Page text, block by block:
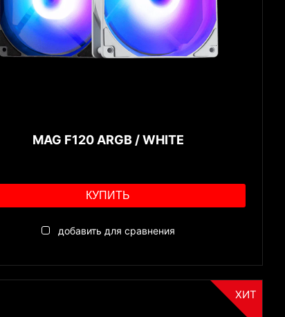
MAG F120 ARGB / WHITE
КУПИТЬ
добавить для сравнения
ХИТ